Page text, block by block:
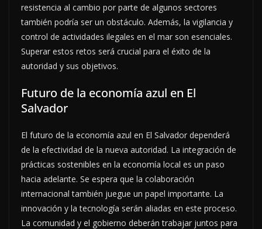
resistencia al cambio por parte de algunos sectores
también podría ser un obstáculo. Además, la vigilancia y
control de actividades ilegales en el mar son esenciales.
Superar estos retos será crucial para el éxito de la
autoridad y sus objetivos.
Futuro de la economía azul en El
Salvador
El futuro de la economía azul en El Salvador dependerá
de la efectividad de la nueva autoridad. La integración de
prácticas sostenibles en la economía local es un paso
hacia adelante. Se espera que la colaboración
internacional también juegue un papel importante. La
innovación y la tecnología serán aliadas en este proceso.
La comunidad y el gobierno deberán trabajar juntos para